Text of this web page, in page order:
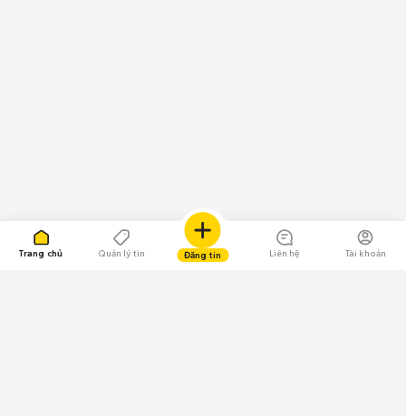
Trang chủ Quản lý tin Đăng tin Liên hệ Tài khoản